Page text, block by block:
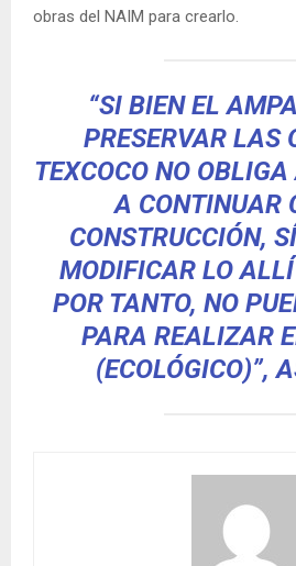
obras del NAIM para crearlo.
“SI BIEN EL
PRESERVAR LAS
TEXCOCO NO
A CONTINUAR
CONSTRUCCIÓN,
MODIFICAR LO
POR TANTO, NO
PARA REALIZAR
(ECOLÓGICO)”,